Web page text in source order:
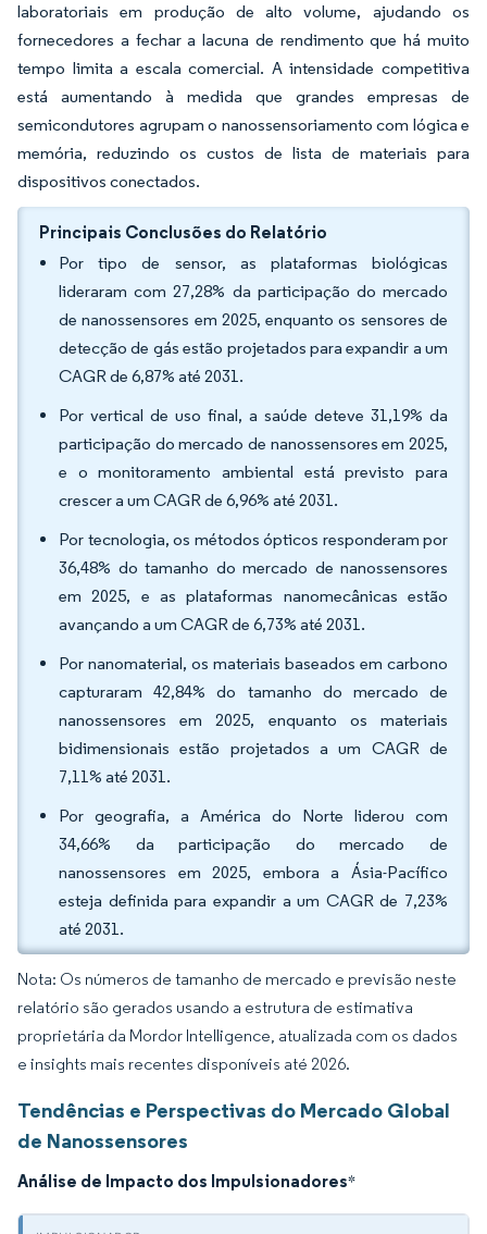
laboratoriais em produção de alto volume, ajudando os
fornecedores a fechar a lacuna de rendimento que há muito
tempo limita a escala comercial. A intensidade competitiva
está aumentando à medida que grandes empresas de
semicondutores agrupam o nanossensoriamento com lógica e
memória, reduzindo os custos de lista de materiais para
dispositivos conectados.
Principais Conclusões do Relatório
Por tipo de sensor, as plataformas biológicas
lideraram com 27,28% da participação do mercado
de nanossensores em 2025, enquanto os sensores de
detecção de gás estão projetados para expandir a um
CAGR de 6,87% até 2031.
Por vertical de uso final, a saúde deteve 31,19% da
participação do mercado de nanossensores em 2025,
e o monitoramento ambiental está previsto para
crescer a um CAGR de 6,96% até 2031.
Por tecnologia, os métodos ópticos responderam por
36,48% do tamanho do mercado de nanossensores
em 2025, e as plataformas nanomecânicas estão
avançando a um CAGR de 6,73% até 2031.
Por nanomaterial, os materiais baseados em carbono
capturaram 42,84% do tamanho do mercado de
nanossensores em 2025, enquanto os materiais
bidimensionais estão projetados a um CAGR de
7,11% até 2031.
Por geografia, a América do Norte liderou com
34,66% da participação do mercado de
nanossensores em 2025, embora a Ásia-Pacífico
esteja definida para expandir a um CAGR de 7,23%
até 2031.
Nota: Os números de tamanho de mercado e previsão neste
relatório são gerados usando a estrutura de estimativa
proprietária da Mordor Intelligence, atualizada com os dados
e insights mais recentes disponíveis até 2026.
Tendências e Perspectivas do Mercado Global
de Nanossensores
Análise de Impacto dos Impulsionadores*